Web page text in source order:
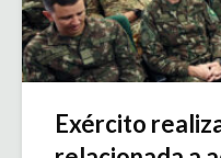
Exército